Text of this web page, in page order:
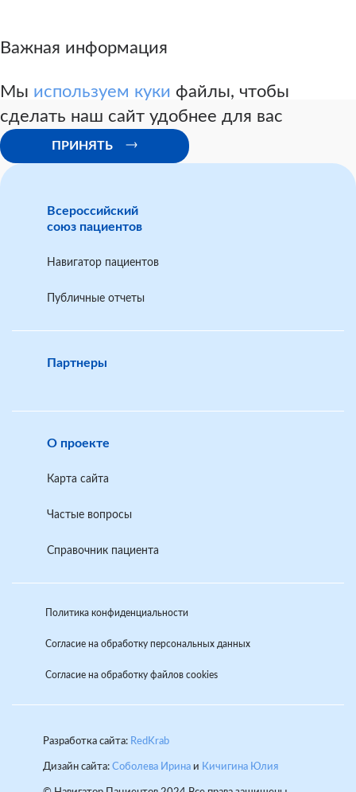
Важная информация
Мы используем куки файлы, чтобы
сделать наш сайт удобнее для вас
ПРИНЯТЬ
Всероссийский
союз пациентов
Навигатор пациентов
Публичные отчеты
Партнеры
О проекте
Карта сайта
Частые вопросы
Справочник пациента
Разработка сайта: RedKrab
Дизайн сайта: Соболева Ирина и Кичигина Юлия
Политика конфиденциальности
Согласие на обработку персональных данных
Согласие на обработку файлов cookies